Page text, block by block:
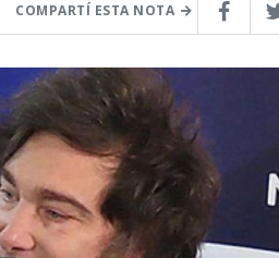
COMPARTÍ ESTA NOTA